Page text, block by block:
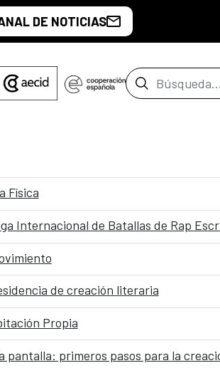
DE NOTICIAS
Barra de
Física
Internacional de Batallas de Rap
de creación literaria
Propia
pantalla: primeros pasos para la